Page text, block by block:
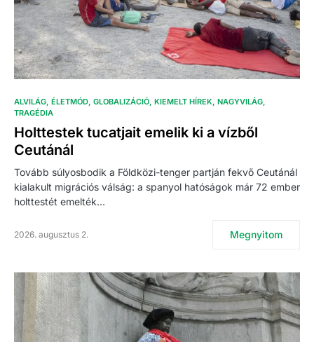
ALVILÁG ÉLETMÓD GLOBALIZÁCIÓ KIEMELT HÍREK NAGYVILÁG
TRAGÉDIA
Holttestek tucatjait emelik ki a vízből
Ceutánál
Tovább súlyosbodik a Földközi-tenger partján fekvő Ceutánál
kialakult migrációs válság: a spanyol hatóságok már 72 ember
holttestét emelték…
2026. augusztus 2. Megnyitom